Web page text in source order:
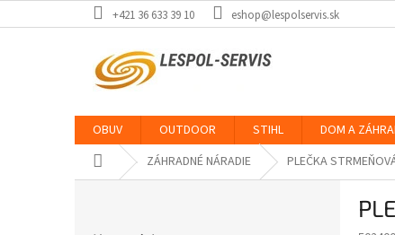
na
+421 36 633 39 10 eshop@lespolservis.sk
OBUV OUTDOOR STIHL DOM A
Domov ZÁHRADNÉ NÁRADIE PLEČKA